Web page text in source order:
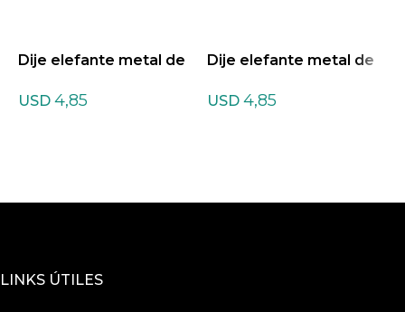
Dije elefante metal de
USD 4,85
Dije elefante metal de
USD 4,85
LINKS ÚTILES